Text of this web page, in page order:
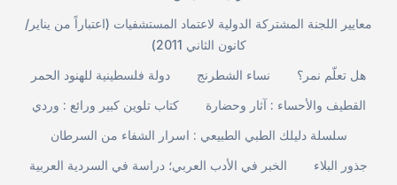
معايير اللجنة المشتركة الدولية لاعتماد المستشفيات (اعتباراً من يناير/
كانون الثاني 2011)
دولة فلسطينية للهنود الحمر
نساء الشطرنج
هل تعلّم نمر؟
كتاب تلوين كبير ورائع : وردي
القطيف والأحساء : آثار وحضارة
سلسلة دليلك الطبي الطبيعي : اسرار الشفاء من السرطان
الخبر في الأدب العربي؛ دراسة في السردية العربية
جذور البلاء